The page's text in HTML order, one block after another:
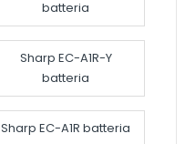
batteria
Sharp EC-A1R-Y
batteria
Sharp EC-A1R batteria